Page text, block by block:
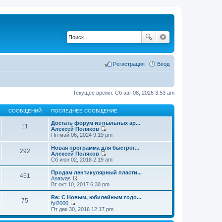
Вход
Регистрация
Текущее время: Сб авг 08, 2026 3:53 am
СООБЩЕНИЙ ПОСЛЕДНЕЕ СООБЩЕНИЕ
11
Достать форум из пыльных ар...
Алексей Поляков
П
е
р
е
й
т
к
о
л
д
н
Пн май 06, 2024 9:19 pm
292
Новая программа для быстрог...
Алексей Поляков
П
е
р
е
й
т
и
к
о
с
Сб июн 02, 2018 2:19 am
451
Продам лентикулярный пласти...
Anatvas
П
е
р
е
й
т
и
Вт окт 10, 2017 6:30 pm
75
Re: С Новым, юбилейным годо...
fyl2000
П
е
р
Пт дек 30, 2016 12:17 pm